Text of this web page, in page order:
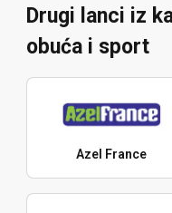
Drugi lanci iz
obuća i sport
Azel France